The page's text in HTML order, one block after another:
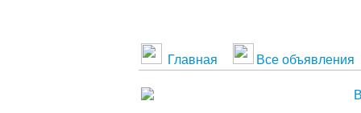
Главная Все объявления